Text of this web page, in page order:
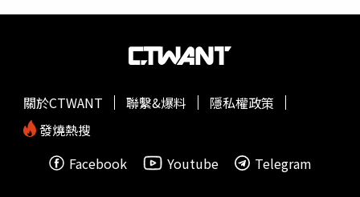
關於CTWANT 聯繫&爆料
隱私權政策
發燒熱搜
Facebook
Youtube Telegram